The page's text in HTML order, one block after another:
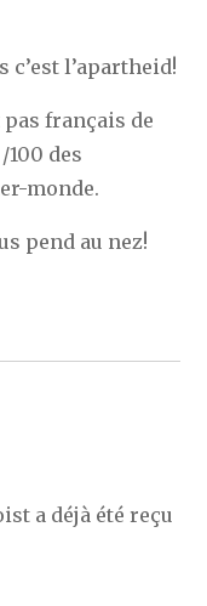
c’est l’apartheid!
pas français de
100 des
monde.
pend au nez!
a déjà été reçu